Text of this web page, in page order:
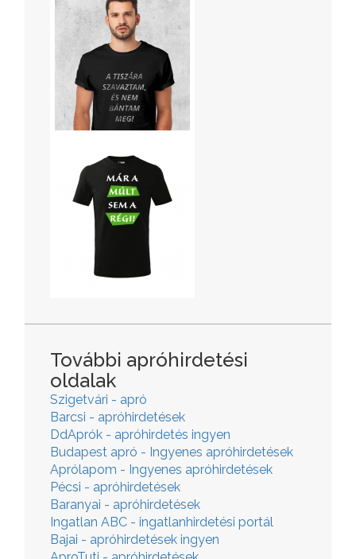
További apróhirdetési
oldalak
Szigetvári - apró
Barcsi - apróhirdetések
DdAprók - apróhirdetés ingyen
Budapest apró - Ingyenes apróhirdetések
Aprólapom - Ingyenes apróhirdetések
Pécsi - apróhirdetések
Baranyai - apróhirdetések
Ingatlan ABC - ingatlanhirdetési portál
Bajai - apróhirdetések ingyen